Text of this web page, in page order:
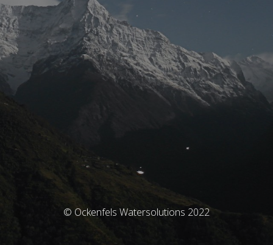
© Ockenfels Watersolutions 2022